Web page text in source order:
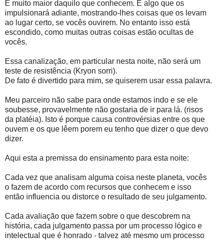
É muito maior daquilo que conhecem. É algo que os
impulsionará adiante, mostrando-lhes coisas que os levam
ao lugar certo, se vocês ouvirem. No entanto isso está
escondido, como muitas outras coisas estão ocultas de
vocês.
Essa canalização, em particular nesta noite, não será um
teste de resistência (Kryon sorri).
De fato é divertido para mim, se quiserem usar essa palavra.
Meu parceiro não sabe para onde estamos indo e se ele
soubesse, provavelmente não gostaria de ir para lá. (risos
da platéia). Isto é porque causa controvérsias entre os que
ouvem e os que lêem porem eu tenho que dizer o que devo
dizer.
Aqui esta a premissa do ensinamento para esta noite:
Cada vez que analisam alguma coisa neste planeta, vocês
o fazem de acordo com recursos que conhecem e isso
então influencia ou distorce o resultado de seu julgamento.
Cada avaliação que fazem sobre o que descobrem na
história, cada julgamento passa por um processo lógico e
intelectual que é honrado - talvez até mesmo um processo